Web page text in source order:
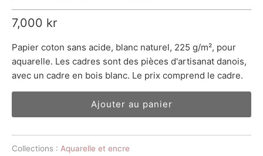
7,000 kr
Papier coton sans acide, blanc naturel, 225 g/m², pour
aquarelle. Les cadres sont des pièces d'artisanat danois,
avec un cadre en bois blanc. Le prix comprend le cadre.
Ajouter au panier
Collections : Aquarelle et encre